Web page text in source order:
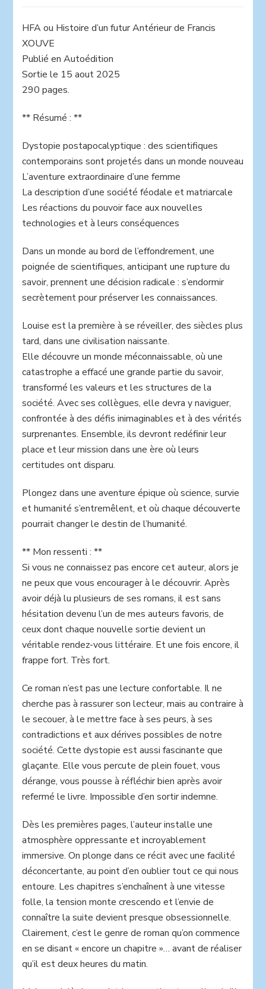
HFA
d’un
futur
HFA ou Histoire d’un futur Antérieur de Francis
XOUVE
Publié en Autoédition
Sortie le 15 aout 2025
290 pages.
** Résumé : **
Dystopie postapocalyptique : des scientifiques
contemporains sont projetés dans un monde nouveau
L’aventure extraordinaire d’une femme
La description d’une société féodale et matriarcale
Les réactions du pouvoir face aux nouvelles
technologies et à leurs conséquences
Dans un monde au bord de l’effondrement, une
poignée de scientifiques, anticipant une rupture du
savoir, prennent une décision radicale : s’endormir
secrètement pour préserver les connaissances.
Louise est la première à se réveiller, des siècles plus
tard, dans une civilisation naissante.
Elle découvre un monde méconnaissable, où une
catastrophe a effacé une grande partie du savoir,
transformé les valeurs et les structures de la
société. Avec ses collègues, elle devra y naviguer,
confrontée à des défis inimaginables et à des vérités
surprenantes. Ensemble, ils devront redéfinir leur
place et leur mission dans une ère où leurs
certitudes ont disparu.
Plongez dans une aventure épique où science, survie
et humanité s’entremêlent, et où chaque découverte
pourrait changer le destin de l’humanité.
** Mon ressenti : **
Si vous ne connaissez pas encore cet auteur, alors je
ne peux que vous encourager à le découvrir. Après
avoir déjà lu plusieurs de ses romans, il est sans
hésitation devenu l’un de mes auteurs favoris, de
ceux dont chaque nouvelle sortie devient un
véritable rendez-vous littéraire. Et une fois encore, il
frappe fort. Très fort.
Ce roman n’est pas une lecture confortable. Il ne
cherche pas à rassurer son lecteur, mais au contraire à
le secouer, à le mettre face à ses peurs, à ses
contradictions et aux dérives possibles de notre
société. Cette dystopie est aussi fascinante que
glaçante. Elle vous percute de plein fouet, vous
dérange, vous pousse à réfléchir bien après avoir
refermé le livre. Impossible d’en sortir indemne.
Dès les premières pages, l’auteur installe une
atmosphère oppressante et incroyablement
immersive. On plonge dans ce récit avec une facilité
déconcertante, au point d’en oublier tout ce qui nous
entoure. Les chapitres s’enchaînent à une vitesse
folle, la tension monte crescendo et l’envie de
connaître la suite devient presque obsessionnelle.
Clairement, c’est le genre de roman qu’on commence
en se disant « encore un chapitre »… avant de réaliser
qu’il est deux heures du matin.